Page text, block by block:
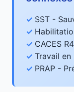
SST -
CACES
Travail
PRAP -